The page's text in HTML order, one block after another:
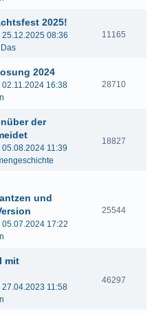
2025!
25.12.2025 08:36
11165
2024
02.11.2024 16:38
28710
der
05.08.2024 11:39
18827
und
05.07.2024 17:22
25544
mit
27.04.2023 11:58
46297